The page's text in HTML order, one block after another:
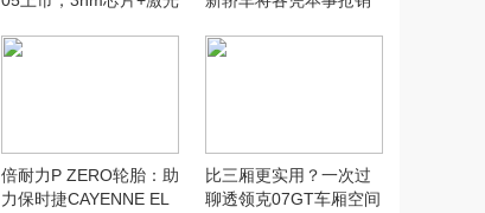
倍耐力P ZERO轮胎：助
力保时捷CAYENNE EL
比三厢更实用？一次过
聊透领克07GT车厢空间